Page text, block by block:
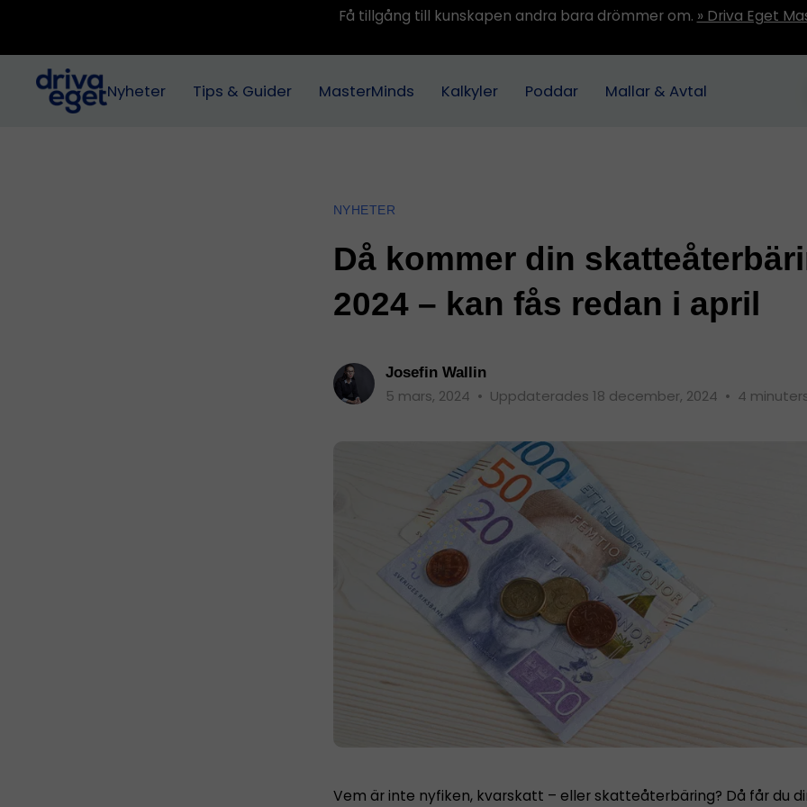
Få tillgång till kunskapen andra bara drömmer om. » Driva Eget
Nyheter Tips & Guider MasterMinds Kalkyler Poddar Mallar & Avtal
NYHETER
Då kommer din
2024 – kan fås redan i april
Josefin Wallin
5 mars, 2024 • Uppdaterades 18 december, 2024 • 4
Vem är inte nyfiken, kvarskatt – eller skatteåterbäring? Då får du